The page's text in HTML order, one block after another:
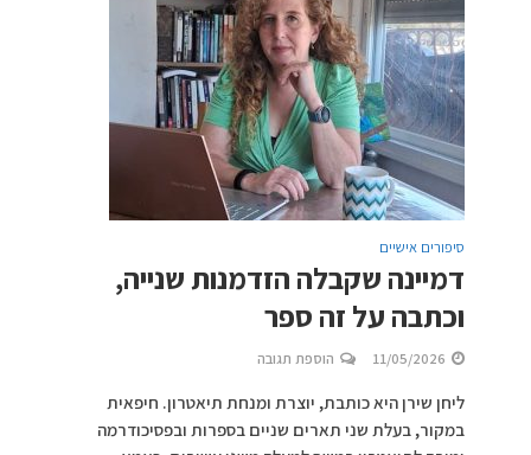
סיפורים אישיים
דמיינה שקבלה הזדמנות שנייה,
וכתבה על זה ספר
11/05/2026 הוספת תגובה
ליחן שירן היא כותבת, יוצרת ומנחת תיאטרון. חיפאית
במקור, בעלת שני תארים שניים בספרות ובפסיכודרמה